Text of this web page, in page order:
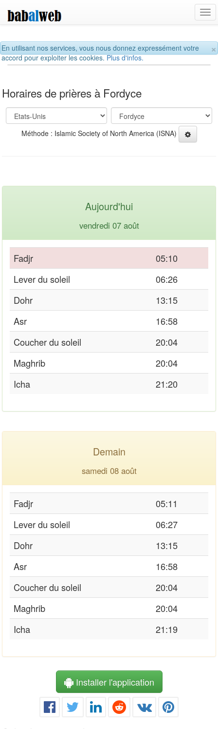
×
En utilisant nos services, vous nous donnez expressément votre
accord pour exploiter les cookies.Plus d'infos.
Horaires de prières à Fordyce
Méthode : Islamic Society of North America (ISNA)
Aujourd'hui
vendredi 07 août
Fadjr
05:10
Lever du soleil
06:26
Dohr
13:15
Asr
16:58
Coucher du soleil
20:04
Maghrib
20:04
Icha
21:20
Demain
samedi 08 août
Fadjr
05:11
Lever du soleil
06:27
Dohr
13:15
Asr
16:58
Coucher du soleil
20:04
Maghrib
20:04
Icha
21:19
Installer l'application